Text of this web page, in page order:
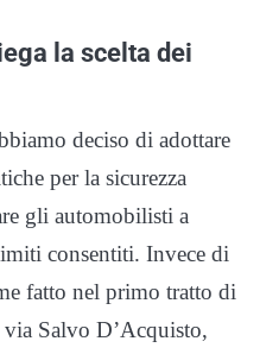
la scelta dei
deciso di adottare
per la sicurezza
gli automobilisti a
consentiti. Invece di
fatto nel primo tratto di
Salvo D’Acquisto,